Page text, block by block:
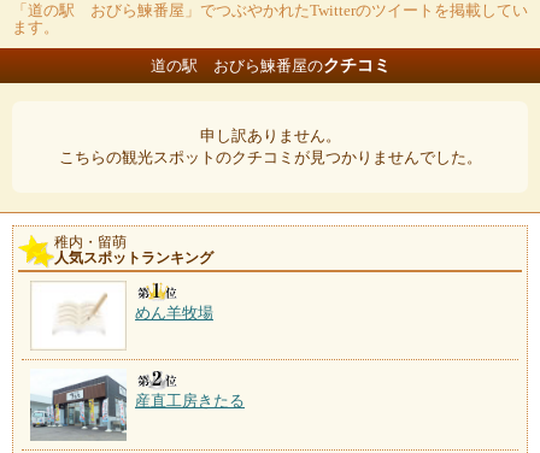
「道の駅 おびら鰊番屋」でつぶやかれたTwitterのツイートを掲載してい
ます。
道の駅 おびら鰊番屋のクチコミ
申し訳ありません。
こちらの観光スポットのクチコミが見つかりませんでした。
稚内・留萌
人気スポットランキング
めん羊牧場
産直工房きたる